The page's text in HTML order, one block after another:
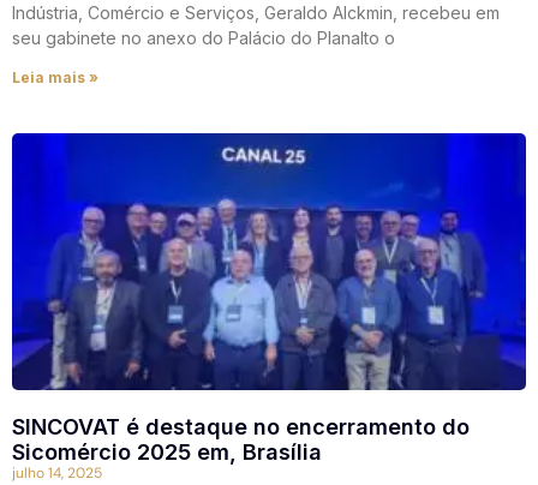
Indústria, Comércio e Serviços, Geraldo Alckmin, recebeu em
seu gabinete no anexo do Palácio do Planalto o
Leia mais »
SINCOVAT é destaque no encerramento do
Sicomércio 2025 em, Brasília
julho 14, 2025